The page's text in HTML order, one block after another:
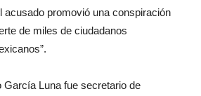
acusado promovió una conspiración
de miles de ciudadanos
García Luna fue secretario de